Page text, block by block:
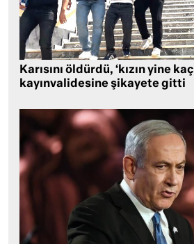
Karısını öldürdü, ‘kızın yine
kayınvalidesine şikayete gitti